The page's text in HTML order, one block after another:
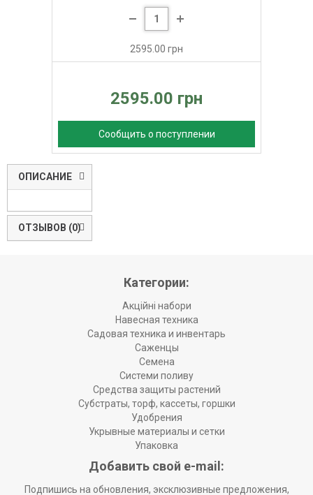
2595.00 грн
2595.00 грн
Сообщить о поступлении
ОПИСАНИЕ
ОТЗЫВОВ (0)
Категории:
Акційні набори
Навесная техника
Садовая техника и инвентарь
Саженцы
Семена
Системи поливу
Средства защиты растений
Субстраты, торф, кассеты, горшки
Удобрения
Укрывные материалы и сетки
Упаковка
Добавить свой e-mail:
Подпишись на обновления, эксклюзивные предложения,